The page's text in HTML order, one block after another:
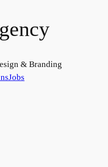
& Branding
Jobs